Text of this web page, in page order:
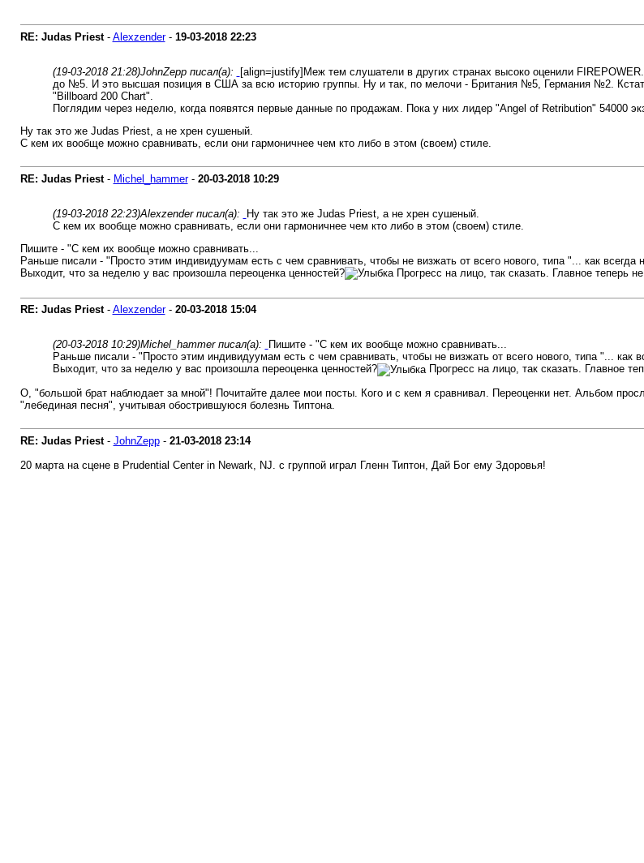
RE: Judas Priest- Alexzender- 19-03-2018 22:23
(19-03-2018 21:28)JohnZepp писал(а):
[align=justify]Меж тем слушатели в других странах высоко оценили
до №5. И это высшая позиция в США за всю историю группы. Ну и так, по мелочи - Британия №5, Германия №2.
"Billboard 200 Chart".
Поглядим через неделю, когда появятся первые данные по продажам. Пока у них лидер "Angel of Retribution" 54000
Ну так это же Judas Priest, а не хрен сушеный.
С кем их вообще можно сравнивать, если они гармоничнее чем кто либо в этом (своем) стиле.
RE: Judas Priest- Michel_hammer- 20-03-2018 10:29
(19-03-2018 22:23)Alexzender писал(а):
Ну так это же Judas Priest, а не хрен сушеный.
С кем их вообще можно сравнивать, если они гармоничнее чем кто либо в этом (своем) стиле.
Пишите - "С кем их вообще можно сравнивать...
Раньше писали - "Просто этим индивидуумам есть с чем сравнивать, чтобы не визжать от всего нового, типа "... как всегда
Выходит, что за неделю у вас произошла переоценка ценностей?
Прогресс на лицо, так сказать. Главное теперь
RE: Judas Priest- Alexzender- 20-03-2018 15:04
(20-03-2018 10:29)Michel_hammer писал(а):
Пишите - "С кем их вообще можно сравнивать...
Раньше писали - "Просто этим индивидуумам есть с чем сравнивать, чтобы не визжать от всего нового, типа "... как
Выходит, что за неделю у вас произошла переоценка ценностей?
Прогресс на лицо, так сказать. Главное
О, "большой брат наблюдает за мной"! Почитайте далее мои посты. Кого и с кем я сравнивал. Переоценки нет. Альбом
"лебединая песня", учитывая обострившуюся болезнь Типтона.
RE: Judas Priest- JohnZepp- 21-03-2018 23:14
20 марта на сцене в Prudential Center in Newark, NJ. с группой играл Гленн Типтон, Дай Бог ему Здоровья!